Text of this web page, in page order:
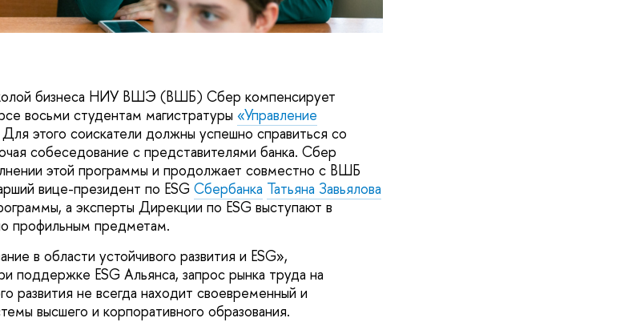
бизнеса НИУ ВШЭ (ВШБ) Сбер компенсирует
восьми студентам магистратуры «Управление
Для этого соискатели должны успешно справиться со
собеседование с представителями банка. Сбер
этой программы и продолжает совместно с ВШБ
вице-президент по ESG Сбербанка Татьяна Завьялова
а эксперты Дирекции по ESG выступают в
профильным предметам.
в области устойчивого развития и ESG»,
ESG Альянса, запрос рынка труда на
развития не всегда находит своевременный и
высшего и корпоративного образования.